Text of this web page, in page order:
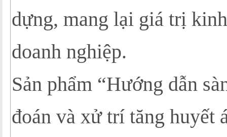
dựng, mang lại giá trị
doanh nghiệp.
Sản phẩm “Hướng dẫn
đoán và xử trí tăng huyết